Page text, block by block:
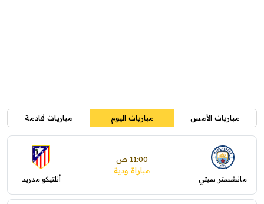
مباريات الأمس مباريات اليوم مباريات قادمة
مانشستر سيتي
11:00 ص
مباراة ودية
أتلتيكو مدريد